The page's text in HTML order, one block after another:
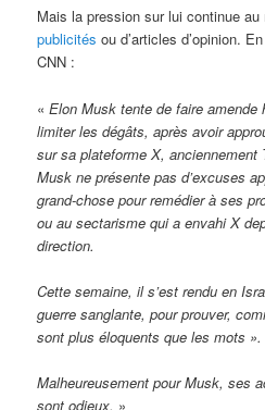
Mais la pression sur lui continue au
publicités ou d’articles d’opinion.
CNN :
«Elon Musk tente de faire amende
limiter les dégâts, après avoir
sur sa plateforme X, anciennement
Musk ne présente pas d’excuses
grand-chose pour remédier à ses
ou au sectarisme qui a envahi X
direction.
Cette semaine, il s’est rendu en
guerre sanglante, pour prouver,
sont plus éloquents que les mots ».
Malheureusement pour Musk, ses
sont odieux. »